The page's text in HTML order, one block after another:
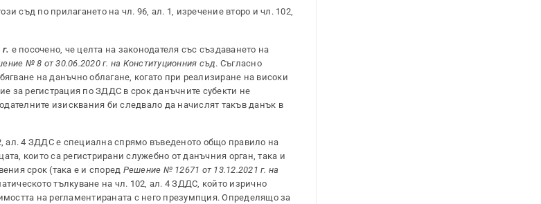
съд по прилагането на чл. 96, ал. 1, изречение второ и чл. 102,
е посочено, че целта на законодателя със създаването на
№ 8 от 30.06.2020 г. на Конституционния съд. Съгласно
на данъчно облагане, когато при реализиране на високи
за регистрация по ЗДДС в срок данъчните субекти не
изисквания би следвало да начислят такъв данък в
ал. 4 ЗДДС е специална спрямо въведеното общо правило на
които са регистрирани служебно от данъчния орган, така и
срок (така е и според Решение № 12671 от 13.12.2021 г. на
тълкуване на чл. 102, ал. 4 ЗДДС, който изрично
на регламентираната с него презумпция. Определящо за